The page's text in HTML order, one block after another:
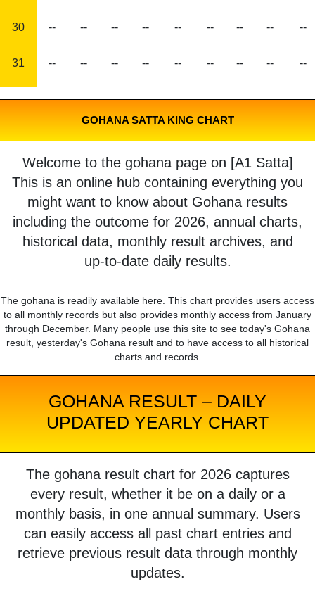
30 -- -- -- -- -- -- -- -- --
31 -- -- -- -- -- -- -- -- --
GOHANA SATTA KING CHART
Welcome to the gohana page on [A1 Satta]
This is an online hub containing everything you
might want to know about Gohana results
including the outcome for 2026, annual charts,
historical data, monthly result archives, and
up-to-date daily results.
The gohana is readily available here. This chart provides users access
to all monthly records but also provides monthly access from January
through December. Many people use this site to see today's Gohana
result, yesterday's Gohana result and to have access to all historical
charts and records.
GOHANA RESULT – DAILY
UPDATED YEARLY CHART
The gohana result chart for 2026 captures
every result, whether it be on a daily or a
monthly basis, in one annual summary. Users
can easily access all past chart entries and
retrieve previous result data through monthly
updates.